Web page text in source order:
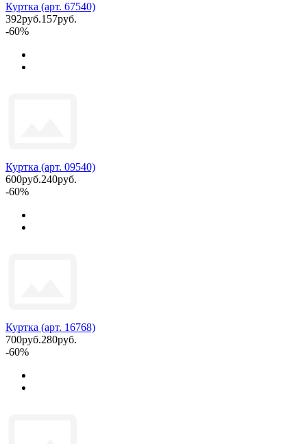
Куртка (арт. 67540)
392руб.157руб.
-60%
Куртка (арт. 09540)
600руб.240руб.
-60%
Куртка (арт. 16768)
700руб.280руб.
-60%